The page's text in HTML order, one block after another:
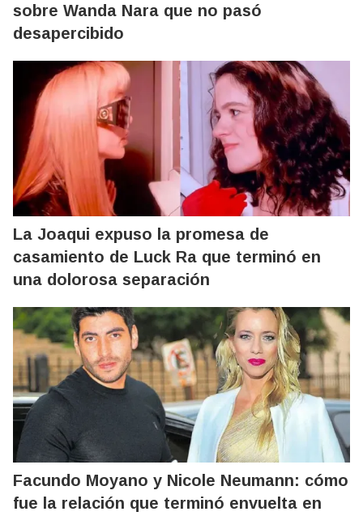
sobre Wanda Nara que no pasó
desapercibido
La Joaqui expuso la promesa de
casamiento de Luck Ra que terminó en
una dolorosa separación
Facundo Moyano y Nicole Neumann: cómo
fue la relación que terminó envuelta en